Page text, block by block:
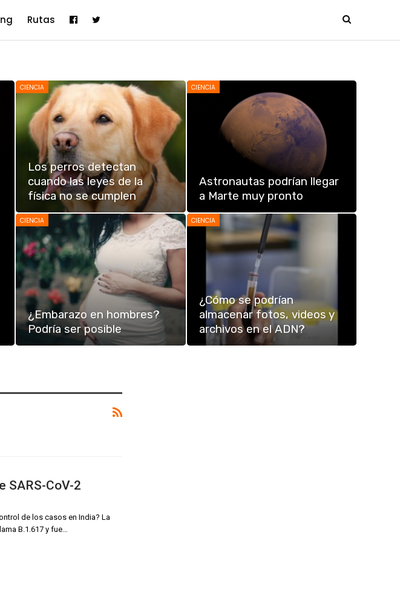
Rutas
CIENCIA
Los perros detectan
cuando las leyes de la
física no se cumplen
CIENCIA
Astronautas podrían llegar
a Marte muy pronto
CIENCIA
¿Embarazo en hombres?
Podría ser posible
CIENCIA
¿Cómo se podrían
almacenar fotos, videos y
archivos en el ADN?
SARS-CoV-2
de los casos en India? La
B.1.617 y fue